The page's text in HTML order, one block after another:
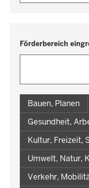
Förderbereich
Bauen, Planen
Gesundheit,
Kultur, Freizeit,
Umwelt, Natur,
Verkehr,